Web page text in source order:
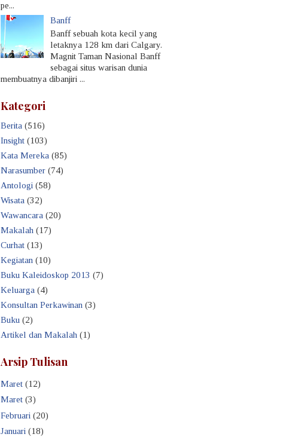
pe...
Banff
Banff sebuah kota kecil yang
letaknya 128 km dari Calgary.
Magnit Taman Nasional Banff
sebagai situs warisan dunia
membuatnya dibanjiri ...
Kategori
Berita (516)
Insight (103)
Kata Mereka (85)
Narasumber (74)
Antologi (58)
Wisata (32)
Wawancara (20)
Makalah (17)
Curhat (13)
Kegiatan (10)
Buku Kaleidoskop 2013 (7)
Keluarga (4)
Konsultan Perkawinan (3)
Buku (2)
Artikel dan Makalah (1)
Arsip Tulisan
Maret (12)
Maret (3)
Februari (20)
Januari (18)